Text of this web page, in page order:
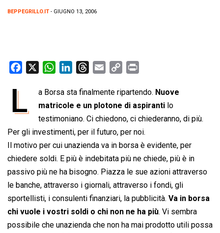
BEPPEGRILLO.IT - GIUGNO 13, 2006
o
o
k
W
a
t
s
A
p
p
n
k
e
d
I
n
r
e
a
d
s
a
i
l
p
y
L
i
n
k
i
n
t
L a Borsa sta finalmente ripartendo. Nuove
matricole e un plotone di aspiranti lo
testimoniano. Ci chiedono, ci chiederanno, di più.
Per gli investimenti, per il futuro, per noi.
Il motivo per cui unazienda va in borsa è evidente, per
chiedere soldi. E più è indebitata più ne chiede, più è in
passivo più ne ha bisogno. Piazza le sue azioni attraverso
le banche, attraverso i giornali, attraverso i fondi, gli
sportellisti, i consulenti finanziari, la pubblicità. Va in borsa
chi vuole i vostri soldi o chi non ne ha più. Vi sembra
possibile che unazienda che non ha mai prodotto utili possa